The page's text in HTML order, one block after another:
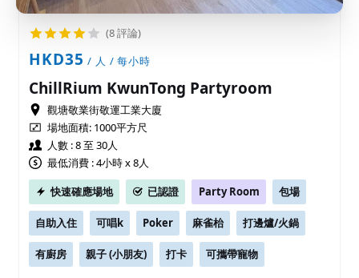
(8 評論)
HKD35 / 人 / 每小時
ChillRium KwunTong Partyroom
觀塘敬業街敬運工業大廈
場地面積: 1000平方尺
人數 : 8 至 30人
最低消費 : 4小時 x 8人
快速確應場地
已認證 Party Room 包場
自助入住 可唱k Poker 麻雀枱 打邊爐/火鍋
有廚房 親子 (小朋友) 打卡 可攜帶寵物